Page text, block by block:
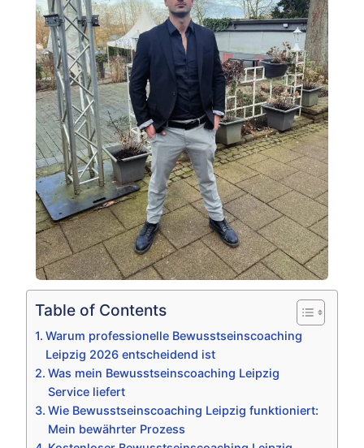
Table of Contents
Warum professionelle Bewusstseinscoaching
Leipzig 2026 entscheidend ist
Was mein Bewusstseinscoaching Leipzig
Service liefert
Wie Bewusstseinscoaching Leipzig funktioniert:
Mein bewährter Prozess